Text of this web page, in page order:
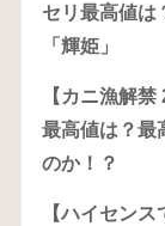
セリ最高値は
「輝姫」
【カニ漁解
最高値は？最
のか！？
【ハイセン